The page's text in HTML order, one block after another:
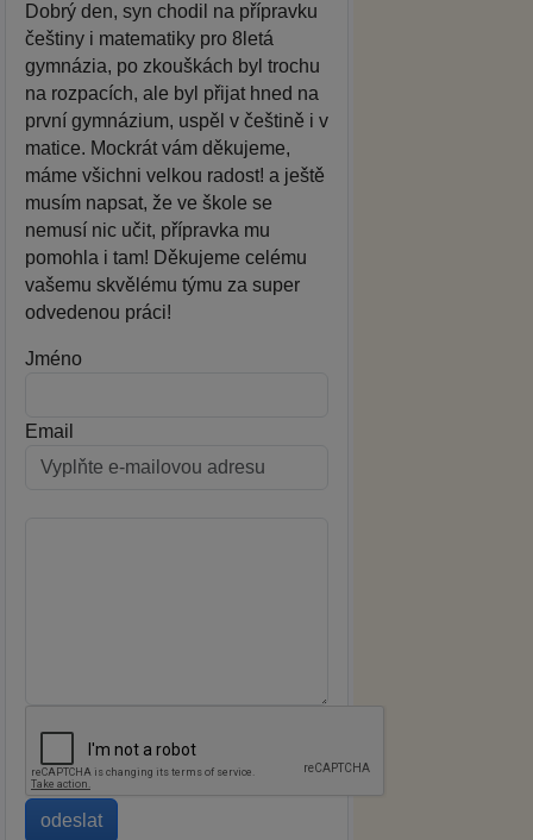
Dobrý den, syn chodil na přípravku
češtiny i matematiky pro 8letá
gymnázia, po zkouškách byl trochu
na rozpacích, ale byl přijat hned na
první gymnázium, uspěl v češtině i v
matice. Mockrát vám děkujeme,
máme všichni velkou radost! a ještě
musím napsat, že ve škole se
nemusí nic učit, přípravka mu
pomohla i tam! Děkujeme celému
vašemu skvělému týmu za super
odvedenou práci!
Jméno
Email